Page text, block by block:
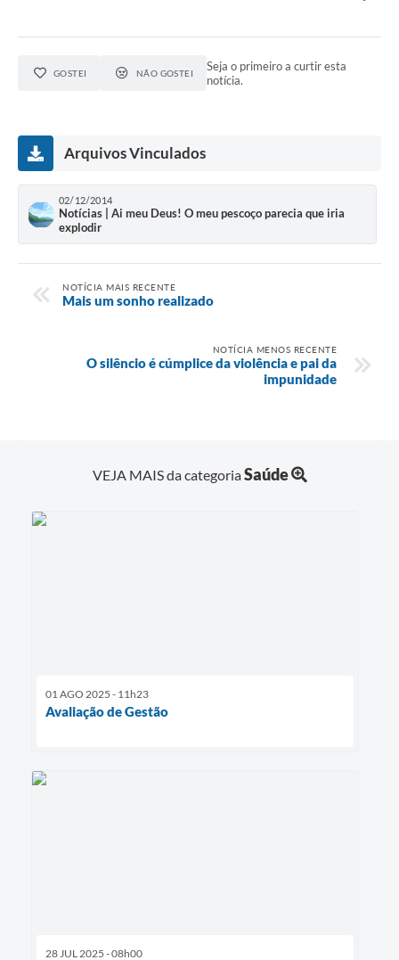
GOSTEI NÃO GOSTEI
Seja o primeiro a curtir esta
notícia.
Arquivos Vinculados
02/12/2014
Notícias | Ai meu Deus! O meu pescoço parecia que iria
explodir
NOTÍCIA MAIS RECENTE
Mais um sonho realizado
NOTÍCIA MENOS RECENTE
O silêncio é cúmplice da violência e pai da
impunidade
VEJA MAIS da categoriaSaúde
01 AGO 2025 - 11h23
Avaliação de Gestão
28 JUL 2025 - 08h00